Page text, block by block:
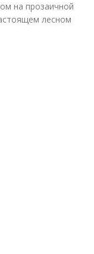
на прозаичной
лесном